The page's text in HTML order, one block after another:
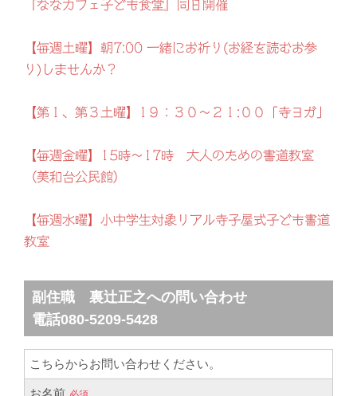
『ななカフェ子ども食堂』同日開催
【毎週土曜】朝7:00 一緒にお祈り(お経を読むお参
り)しませんか？
【第１、第３土曜】1９：３０～２１:００「寺ヨガ」
【毎週金曜】15時～17時 大人のための書道教室
（美和台公民館）
【毎週水曜】小中学生対象リアル寺子屋式子ども書道
教室